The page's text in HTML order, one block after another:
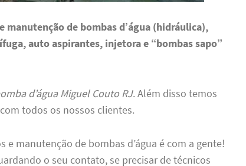
manutenção de bombas d’água (hidráulica),
auto aspirantes, injetora e “bombas sapo”
d’água Miguel Couto RJ. Além disso temos
todos os nossos clientes.
e manutenção de bombas d’água é com a gente!
o seu contato, se precisar de técnicos